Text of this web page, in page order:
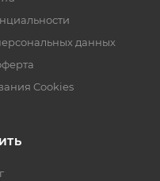
данных
Cookies